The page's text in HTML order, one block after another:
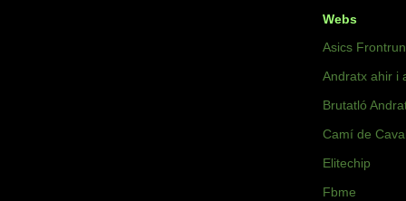
Webs
Asics
Andratx ahir i
Brutatló
Camí de
Elitechip
Fbme